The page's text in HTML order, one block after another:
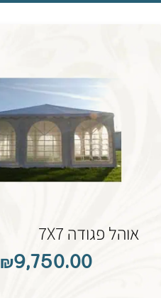
אוהל פגודה 7X7
₪9,750.00